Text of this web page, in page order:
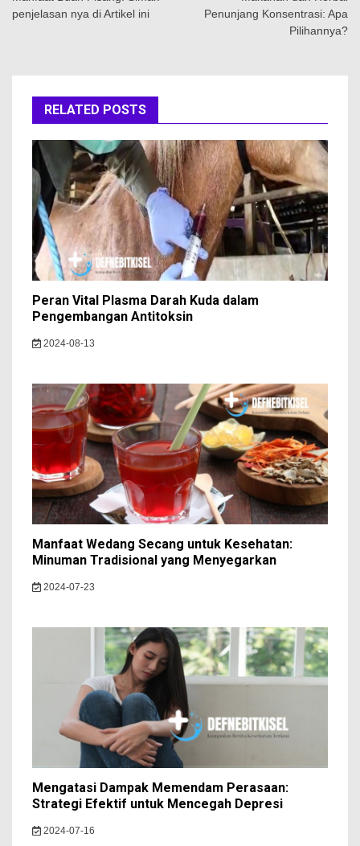
penjelasan nya di Artikel ini
Penunjang Konsentrasi: Apa
Pilihannya?
RELATED POSTS
Peran Vital Plasma Darah Kuda dalam
Pengembangan Antitoksin
2024-08-13
Manfaat Wedang Secang untuk Kesehatan:
Minuman Tradisional yang Menyegarkan
2024-07-23
Mengatasi Dampak Memendam Perasaan:
Strategi Efektif untuk Mencegah Depresi
2024-07-16